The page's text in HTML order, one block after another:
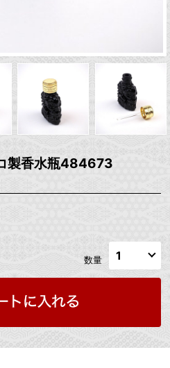
製香水瓶484673
数量